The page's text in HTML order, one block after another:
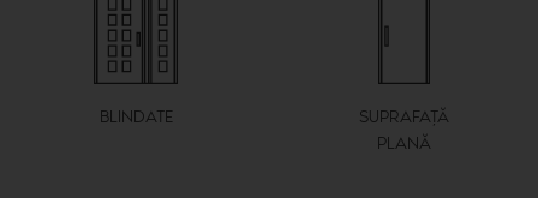
BLINDATE
SUPRAFAȚĂ
PLANĂ